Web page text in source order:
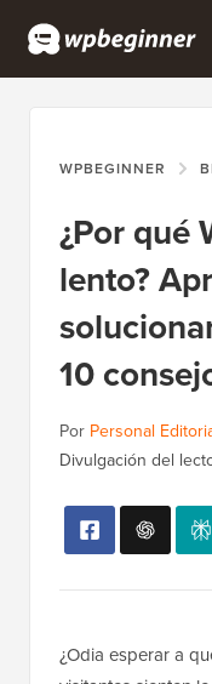
WPBEGINNER
¿Por qué
lento?
10
Por Personal
Divulgación del
¿Odia esperar a